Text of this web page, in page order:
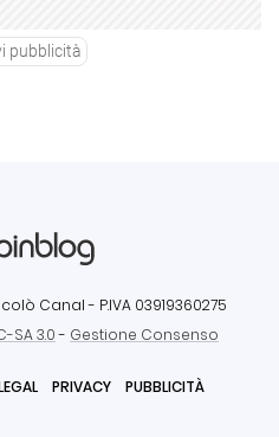
pubblicità
Canal - P.IVA 03919360275
SA 3.0- Gestione Consenso
PRIVACY PUBBLICITÀ